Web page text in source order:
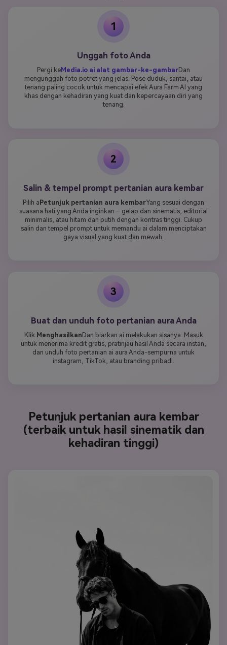
1
Unggah foto Anda
Pergi ke Media.io ai alat gambar-ke-gambarDan
mengunggah foto potret yang jelas. Pose duduk, santai, atau
tenang paling cocok untuk mencapai efek Aura Farm AI yang
khas dengan kehadiran yang kuat dan kepercayaan diri yang
tenang.
2
Salin & tempel prompt pertanian aura kembar
Pilih a Petunjuk pertanian aura kembarYang sesuai dengan
suasana hati yang Anda inginkan – gelap dan sinematis, editorial
minimalis, atau hitam dan putih dengan kontras tinggi. Cukup
salin dan tempel prompt untuk memandu ai dalam menciptakan
gaya visual yang kuat dan mewah.
3
Buat dan unduh foto pertanian aura Anda
Klik. MenghasilkanDan biarkan ai melakukan sisanya. Masuk
untuk menerima kredit gratis, pratinjau hasil Anda secara instan,
dan unduh foto pertanian ai aura Anda-sempurna untuk
instagram, TikTok, atau branding pribadi.
Petunjuk pertanian aura kembar
(terbaik untuk hasil sinematik dan
kehadiran tinggi)